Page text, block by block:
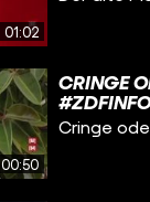
01:02
00:50
CRINGE
Cringe